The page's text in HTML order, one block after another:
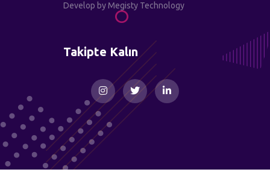
Develop byMegisty Technology
Takipte Kalın